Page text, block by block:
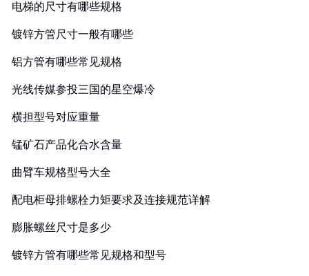
电梯的尺寸有哪些规格
镀锌方管尺寸一般有哪些
铝方管有哪些常见规格
光线传媒参投三国的星空爆冷
横担型号对应重量
锰矿石产品化合水含量
曲臂车规格型号大全
配电柜母排螺栓力矩要求及连接规范详解
膨胀螺丝尺寸是多少
镀锌方管有哪些常见规格和型号